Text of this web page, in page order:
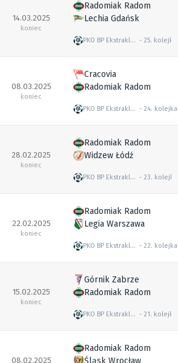
14.03.2025
koniec
Radomiak Radom
Lechia Gdańsk
PKO BP Ekstraklasa 25. kolejka
08.03.2025
koniec
Cracovia
Radomiak Radom
PKO BP Ekstraklasa 24. kolejka
28.02.2025
koniec
Radomiak Radom
Widzew Łódź
PKO BP Ekstraklasa 23. kolejka
22.02.2025
koniec
Radomiak Radom
Legia Warszawa
PKO BP Ekstraklasa 22. kolejka
15.02.2025
koniec
Górnik Zabrze
Radomiak Radom
PKO BP Ekstraklasa 21. kolejka
08.02.2025
Radomiak Radom
Śląsk Wrocław